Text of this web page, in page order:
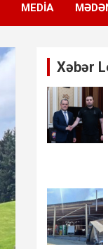
MEDIA
Xəbər